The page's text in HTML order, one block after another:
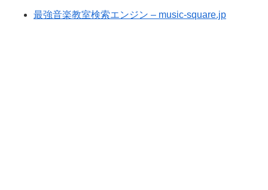
最強音楽教室検索エンジン – music-square.jp